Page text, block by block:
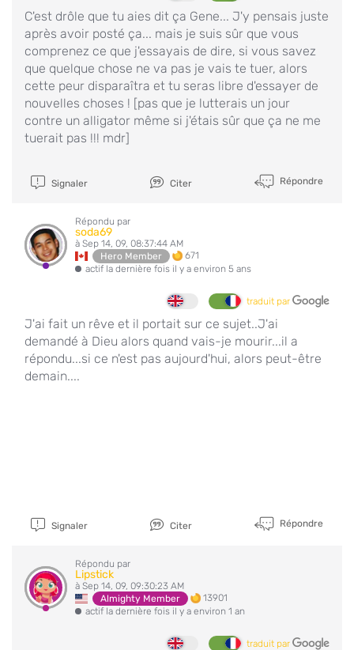
C'est drôle que tu aies dit ça Gene... J'y pensais juste
après avoir posté ça... mais je suis sûr que vous
comprenez ce que j'essayais de dire, si vous savez
que quelque chose ne va pas je vais te tuer, alors
cette peur disparaîtra et tu seras libre d'essayer de
nouvelles choses ! [pas que je lutterais un jour
contre un alligator même si j'étais sûr que ça ne me
tuerait pas !!! mdr]
Signaler Citer Répondre
Répondu par
soda69
à Sep 14, 09, 08:37:44 AM
Hero Member
671
actif la dernière fois il y a environ 5 ans
traduit par
J'ai fait un rêve et il portait sur ce sujet..J'ai
demandé à Dieu alors quand vais-je mourir...il a
répondu...si ce n'est pas aujourd'hui, alors peut-être
demain....
Signaler Citer Répondre
Répondu par
Lipstick
à Sep 14, 09, 09:30:23 AM
Almighty Member
13901
actif la dernière fois il y a environ 1 an
traduit par